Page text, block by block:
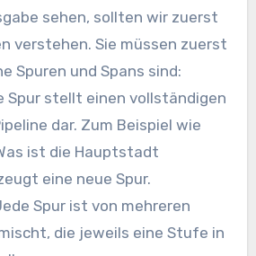
sehen, sollten wir zuerst
verstehen. Sie müssen zuerst
Spuren und Spans sind:
Spur stellt einen vollständigen
dar. Zum Beispiel wie
ist die Hauptstadt
eine neue Spur.
Spur ist von mehreren
die jeweils eine Stufe in